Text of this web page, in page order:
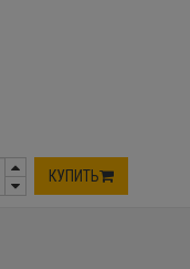
КУПИТЬ